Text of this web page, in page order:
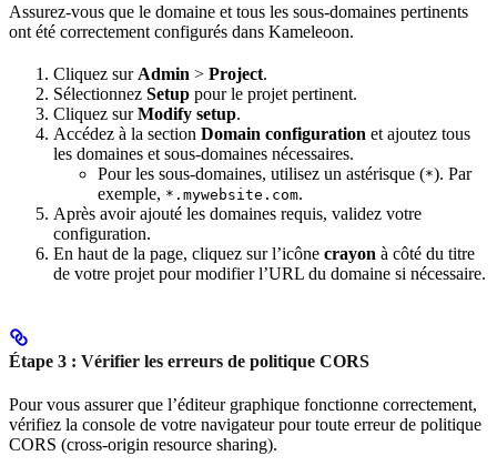
Assurez-vous que le domaine et tous les sous-domaines pertinents
ont été correctement configurés dans Kameleoon.
Cliquez sur Admin > Project.
Sélectionnez Setup pour le projet pertinent.
Cliquez surModify setup.
Accédez à la section Domain configuration et ajoutez tous
les domaines et sous-domaines nécessaires.
Pour les sous-domaines, utilisez un astérisque (*). Par
exemple, *.mywebsite.com.
Après avoir ajouté les domaines requis, validez votre
configuration.
En haut de la page, cliquez sur l’icône crayon à côté du titre
de votre projet pour modifier l’URL du domaine si nécessaire.
Étape 3 : Vérifier les erreurs de politique CORS
Pour vous assurer que l’éditeur graphique fonctionne correctement,
vérifiez la console de votre navigateur pour toute erreur de politique
CORS (cross-origin resource sharing).